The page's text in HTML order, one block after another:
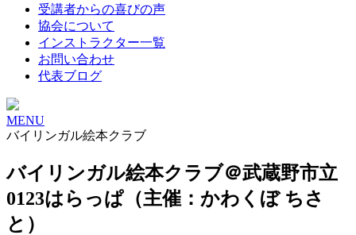
受講者からの喜びの声
協会について
インストラクター一覧
お問い合わせ
代表ブログ
MENU
バイリンガル絵本クラブ
バイリンガル絵本クラブ＠武蔵野市立
0123はらっぱ（主催：かわくぼ ちさ
と）